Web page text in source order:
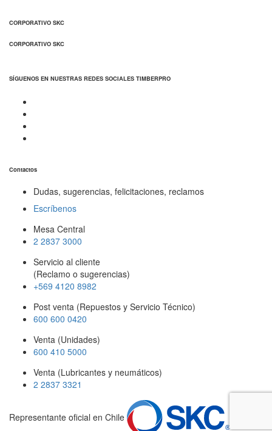
CORPORATIVO SKC
CORPORATIVO SKC
SÍGUENOS EN NUESTRAS REDES SOCIALES TIMBERPRO
Contactos
Dudas, sugerencias, felicitaciones, reclamos
Escríbenos
Mesa Central
2 2837 3000
Servicio al cliente
(Reclamo o sugerencias)
+569 4120 8982
Post venta (Repuestos y Servicio Técnico)
600 600 0420
Venta (Unidades)
600 410 5000
Venta (Lubricantes y neumáticos)
2 2837 3321
Representante oficial en Chile